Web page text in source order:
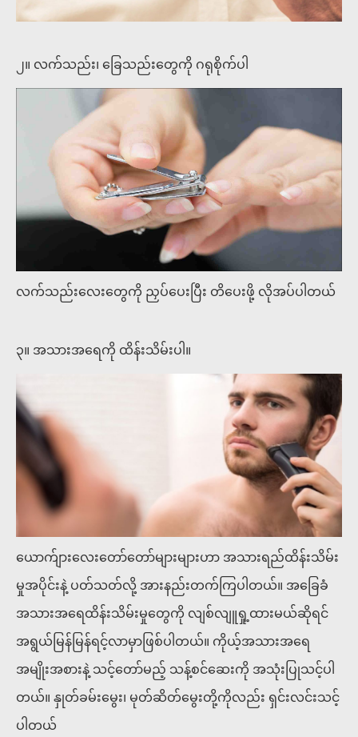
၂။ လက်သည်း၊ ခြေသည်းတွေကို ဂရုစိုက်ပါ
လက်သည်းလေးတွေကို ညှပ်ပေးပြီး တိပေးဖို့ လိုအပ်ပါတယ်
၃။ အသားအရေကို ထိန်းသိမ်းပါ။
ယောက်ျားလေးတော်တော်များများဟာ အသားရည်ထိန်းသိမ်း
မှုအပိုင်းနဲ့ ပတ်သတ်လို့ အားနည်းတက်ကြပါတယ်။ အခြေခံ
အသားအရေထိန်းသိမ်းမှုတွေကို လျစ်လျူရှု့ထားမယ်ဆိုရင်
အရွယ်မြန်မြန်ရင့်လာမှာဖြစ်ပါတယ်။ ကိုယ့်အသားအရေ
အမျိုးအစားနဲ့ သင့်တော်မည့် သန့်စင်ဆေးကို အသုံးပြုသင့်ပါ
တယ်။ နှုတ်ခမ်းမွေး၊ မုတ်ဆိတ်မွေးတို့ကိုလည်း ရှင်းလင်းသင့်
ပါတယ်